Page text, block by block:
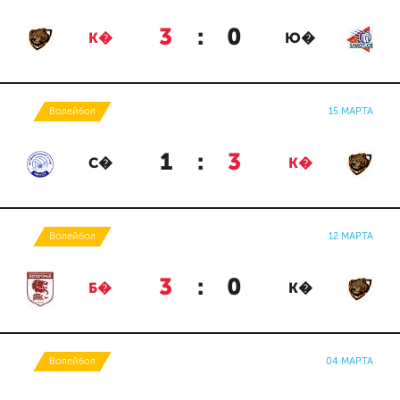
К� 3 : 0 Ю�
Волейбол 15 МАРТА
С� 1 : 3 К�
Волейбол 12 МАРТА
Б� 3 : 0 К�
Волейбол 04 МАРТА